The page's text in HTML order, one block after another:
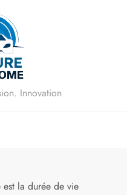
Innovation
la durée de vie